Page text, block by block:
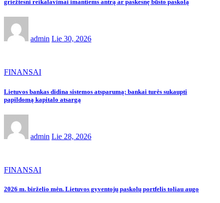
griežtesni reikalavimai imantiems antrą ar paskesnę būsto paskolą
admin Lie 30, 2026
FINANSAI
Lietuvos bankas didina sistemos atsparumą: bankai turės sukaupti
papildomą kapitalo atsargą
admin Lie 28, 2026
FINANSAI
2026 m. birželio mėn. Lietuvos gyventojų paskolų portfelis toliau augo